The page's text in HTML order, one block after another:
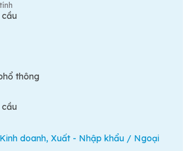
cầu
thông
cầu
Kinh doanh, Xuất - Nhập khẩu / Ngoại